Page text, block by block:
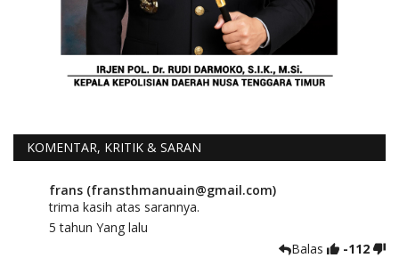
KOMENTAR, KRITIK & SARAN
frans (fransthmanuain@gmail.com)
trima kasih atas sarannya.
5 tahun Yang lalu
Balas
-112